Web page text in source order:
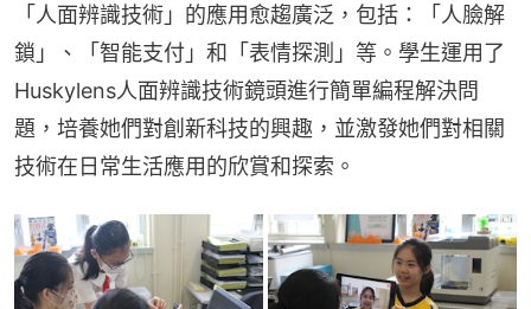
「人面辨識技術」的應用愈趨廣泛，包括：「人臉解
鎖」、「智能支付」和「表情探測」等。學生運用了
Huskylens人面辨識技術鏡頭進行簡單編程解決問
題，培養她們對創新科技的興趣，並激發她們對相關
技術在日常生活應用的欣賞和探索。